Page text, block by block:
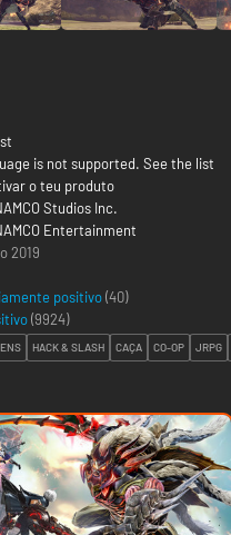
is not supported. See the list
o teu produto
Studios Inc.
Entertainment
2019
positivo(40)
(9924)
HACK & SLASH CAÇA CO-OP JRPG